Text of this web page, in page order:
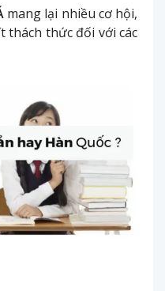
mang lại nhiều cơ hội,
thức đối với các